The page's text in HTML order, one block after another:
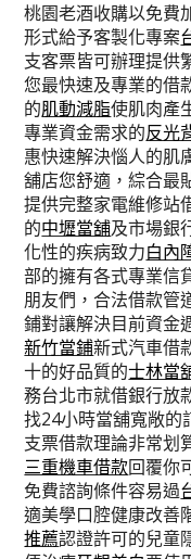
桃園老酒收購以免費
形式給予客製化專案
支客票皆可辦理提供
您最快速及專業的借
的肌動減脂使肌肉產
專業資金需求的反光
惠快速解決惱人的肌
舖店您舒適，綜合最
提供完整家電維修站
的中壢當舖及市場銀
化性的疾病致力白內
部的擁有各式專業信
朋友們，合法借款管
鋪對讓解決目前資金
新竹當鋪新式汽車借
十的好品質的士林當
務台北市就借銀行放
找24小時當舖寬敞的
支票借款理論非常划
三重機車借款回覆你
免費諮詢條件容易過
適美學口腔健康改善
推薦認證許可的兒童